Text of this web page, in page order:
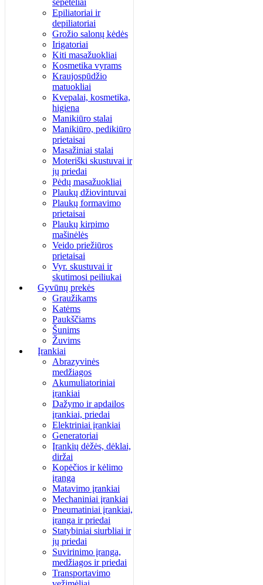
šepetėliai
Epiliatoriai ir
depiliatoriai
Grožio salonų kėdės
Irigatoriai
Kiti masažuokliai
Kosmetika vyrams
Kraujospūdžio
matuokliai
Kvepalai, kosmetika,
higiena
Manikiūro stalai
Manikiūro, pedikiūro
prietaisai
Masažiniai stalai
Moteriški skustuvai ir
jų priedai
Pėdų masažuokliai
Plaukų džiovintuvai
Plaukų formavimo
prietaisai
Plaukų kirpimo
mašinėlės
Veido priežiūros
prietaisai
Vyr. skustuvai ir
skutimosi peiliukai
Gyvūnų prekės
Graužikams
Katėms
Paukščiams
Šunims
Žuvims
Įrankiai
Abrazyvinės
medžiagos
Akumuliatoriniai
įrankiai
Dažymo ir apdailos
įrankiai, priedai
Elektriniai įrankiai
Generatoriai
Įrankių dėžės, dėklai,
diržai
Kopėčios ir kėlimo
įranga
Matavimo įrankiai
Mechaniniai įrankiai
Pneumatiniai įrankiai,
įranga ir priedai
Statybiniai siurbliai ir
jų priedai
Suvirinimo įranga,
medžiagos ir priedai
Transportavimo